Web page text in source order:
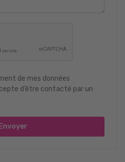
de mes données
d’être contacté par un
Envoyer